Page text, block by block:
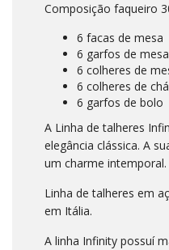
Composição faqueiro
6 facas de mesa
6 garfos de mesa
6 colheres de
6 colheres de chá
6 garfos de bolo
A Linha de talheres
elegância clássica. A
um charme intemporal.
Linha de talheres em
em Itália.
A linha Infinity possuí